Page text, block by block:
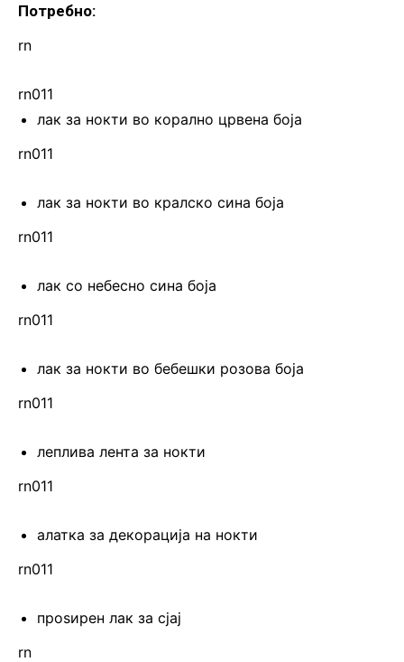
Потребно:
rn
rn011
лак за нокти во корално црвена боја
rn011
лак за нокти во кралско сина боја
rn011
лак со небесно сина боја
rn011
лак за нокти во бебешки розова боја
rn011
леплива лента за нокти
rn011
алатка за декорација на нокти
rn011
проѕирен лак за сјај
rn